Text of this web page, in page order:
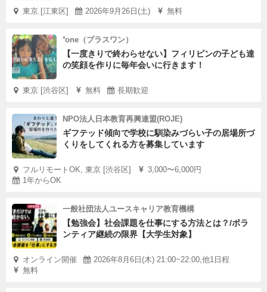
東京 [江東区] 2026年9月26日(土) 無料
⁺one（プラスワン）
【一度きりで終わらせない】フィリピンの子ども達
の笑顔を作りに毎年会いに行きます！
東京 [渋谷区] 無料 長期歓迎
NPO法人日本教育再興連盟(ROJE)
ギフテッド傾向で学校に馴染みづらい子の居場所づ
くりをしてくれる方を募集しています
フルリモートOK, 東京 [渋谷区]
3,000〜6,000円
1年からOK
一般社団法人ユースキャリア教育機構
【勉強会】社会課題を仕事にする方法とは？/ボラ
ンティア継続の限界【大学生対象】
オンライン開催
2026年8月6日(木) 21:00~22:00,他1日程
無料